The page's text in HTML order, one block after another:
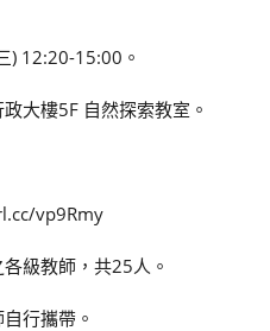
) 12:20-15:00。
大樓5F 自然探索教室。
vp9Rmy
級教師，共25人。
行攜帶。